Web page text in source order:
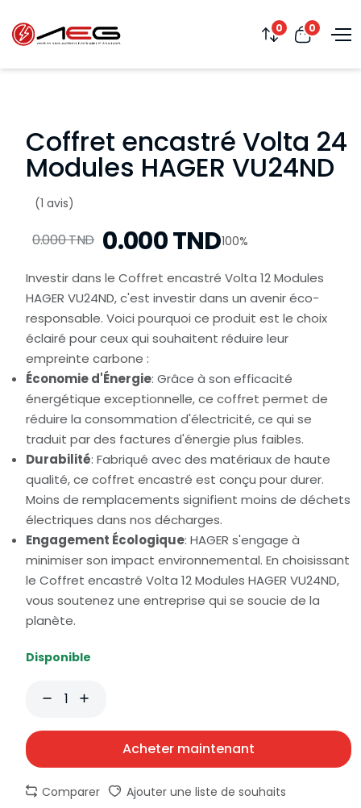
0 0
Coffret encastré Volta 24
Modules HAGER VU24ND
(1 avis)
0.000 TND 0.000 TND100%
Investir dans le Coffret encastré Volta 12 Modules
HAGER VU24ND, c'est investir dans un avenir éco-
responsable. Voici pourquoi ce produit est le choix
éclairé pour ceux qui souhaitent réduire leur
empreinte carbone :
Économie d'Énergie: Grâce à son efficacité
énergétique exceptionnelle, ce coffret permet de
réduire la consommation d'électricité, ce qui se
traduit par des factures d'énergie plus faibles.
Durabilité: Fabriqué avec des matériaux de haute
qualité, ce coffret encastré est conçu pour durer.
Moins de remplacements signifient moins de déchets
électriques dans nos décharges.
Engagement Écologique: HAGER s'engage à
minimiser son impact environnemental. En choisissant
le Coffret encastré Volta 12 Modules HAGER VU24ND,
vous soutenez une entreprise qui se soucie de la
planète.
Disponible
Acheter maintenant
Comparer Ajouter une liste de souhaits